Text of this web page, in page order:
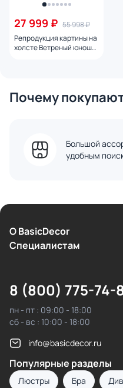
27 999 ₽ 55 998 ₽
Репродукция картины на
холсте Ветреный юноша,
Почему
Большой
удобным
О BasicDecor
Cпециалистам
8 (800) 775-74-
пн - пт : 09:00 - 18:00
сб - вс : 10:00 - 18:00
info@basicdecor.ru
Популярные разделы
Люстры Бра